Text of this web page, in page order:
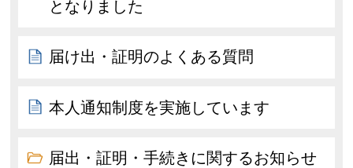
となりました
届け出・証明のよくある質問
本人通知制度を実施しています
届出・証明・手続きに関するお知らせ